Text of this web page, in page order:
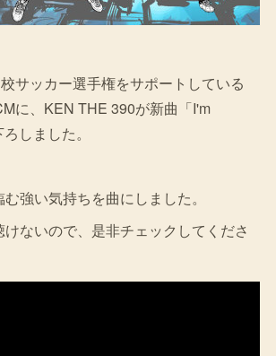
サッカー選手権をサポートしている
に、KEN THE 390が新曲「I'm
しました。
強い気持ちを曲にしました。
けないので、是非チェックしてくださ